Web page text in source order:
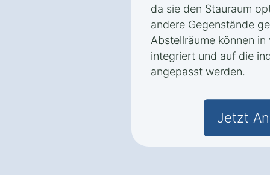
da sie den Stauraum
andere Gegenstände
Abstellräume können
integriert und auf die
angepasst werden.
Jetzt